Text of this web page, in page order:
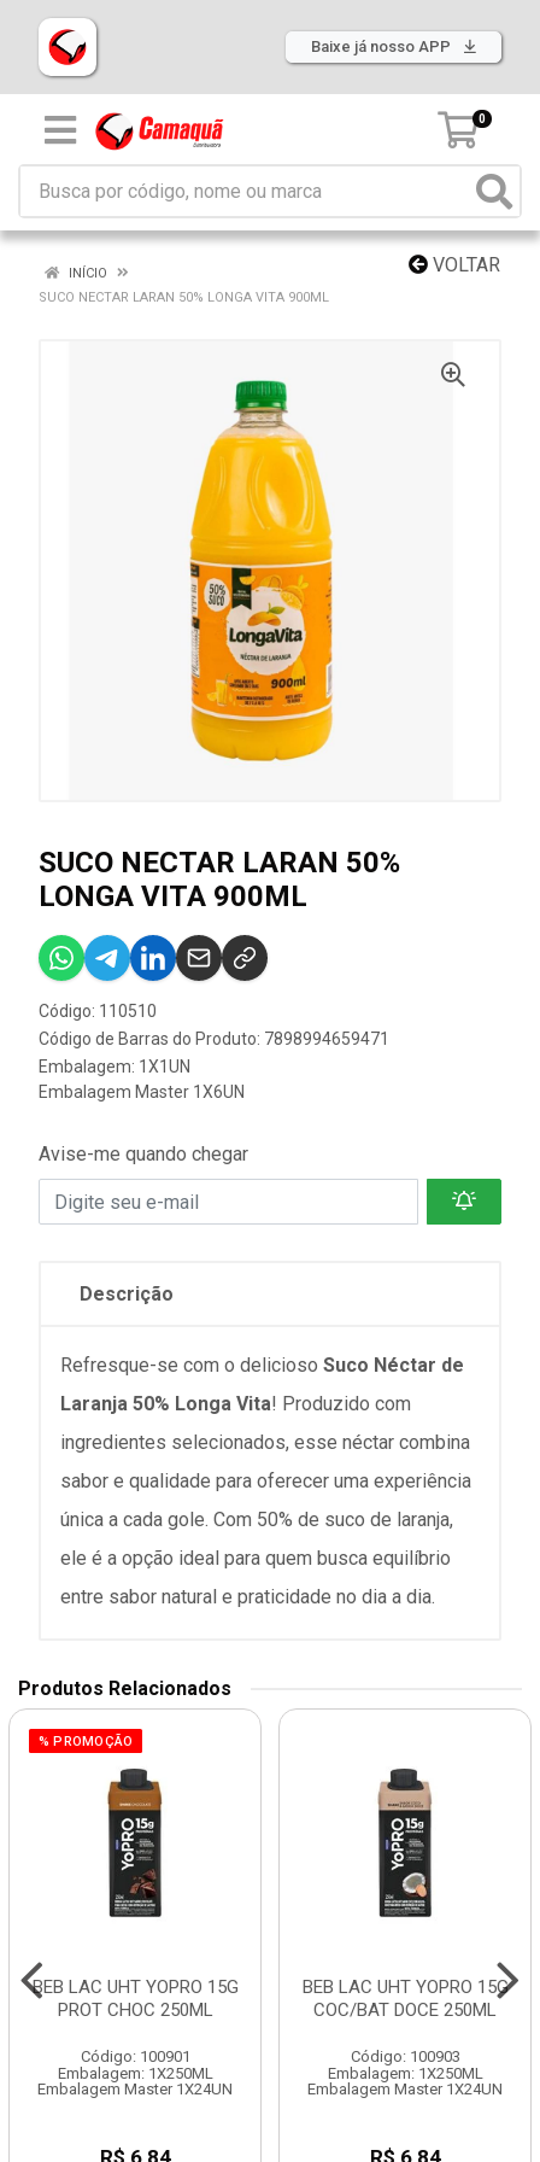
Baixe já nosso APP
0
VOLTAR
INÍCIO
SUCO NECTAR LARAN 50% LONGA VITA 900ML
SUCO NECTAR LARAN 50%
LONGA VITA 900ML
Código: 110510
Código de Barras do Produto: 7898994659471
Embalagem: 1X1UN
Embalagem Master 1X6UN
Avise-me quando chegar
Descrição
Refresque-se com o delicioso Suco Néctar de
Laranja 50% Longa Vita! Produzido com
ingredientes selecionados, esse néctar combina
sabor e qualidade para oferecer uma experiência
única a cada gole. Com 50% de suco de laranja,
ele é a opção ideal para quem busca equilíbrio
entre sabor natural e praticidade no dia a dia.
Produtos Relacionados
% PROMOÇÃO
BEB LAC UHT YOPRO 15G
PROT CHOC 250ML
Código: 100901
Embalagem: 1X250ML
Embalagem Master 1X24UN
R$ 6,84
BEB LAC UHT YOPRO 15G
COC/BAT DOCE 250ML
Código: 100903
Embalagem: 1X250ML
Embalagem Master 1X24UN
R$ 6,84